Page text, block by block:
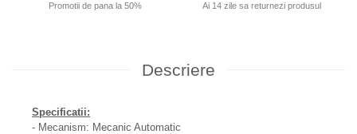
Promotii de pana la 50%
Ai 14 zile sa returnezi produsul
Descriere
Specificatii:
- Mecanism: Mecanic Automatic